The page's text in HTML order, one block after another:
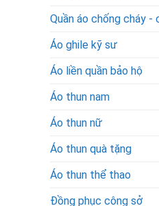
Quần áo chống cháy -
Áo ghile kỹ sư
Áo liền quần bảo hộ
Áo thun nam
Áo thun nữ
Áo thun quà tặng
Áo thun thể thao
Đồng phục công sở